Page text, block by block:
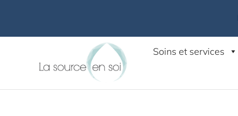
Soins et services